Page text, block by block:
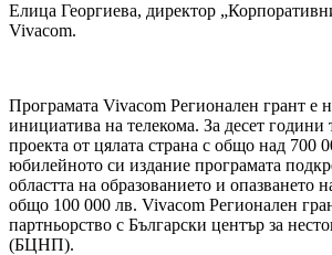
Елица Георгиева, директор
Vivacom.
Програмата Vivacom Регионален грант е
инициатива на телекома. За десет години
проекта от цялата страна с общо над 700
юбилейното си издание програмата
областта на образованието и опазването
общо 100 000 лв. Vivacom Регионален
партньорство с Български център за
(БЦНП).